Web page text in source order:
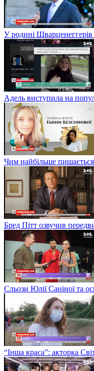
У родині
Адель виступила на
Чим найбільше
Бред Пітт озвучив
Сльози Юлії Саніної та
“Інша краса”: акторка